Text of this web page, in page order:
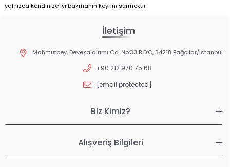
yalnızca kendinize iyi bakmanın keyfini sürmektir
İletişim
Mahmutbey, Devekaldırımı Cd. No:33 B D:C, 34218 Bağcılar/İstanbul
+90 212 970 75 68
[email protected]
Biz Kimiz?
Alışveriş Bilgileri